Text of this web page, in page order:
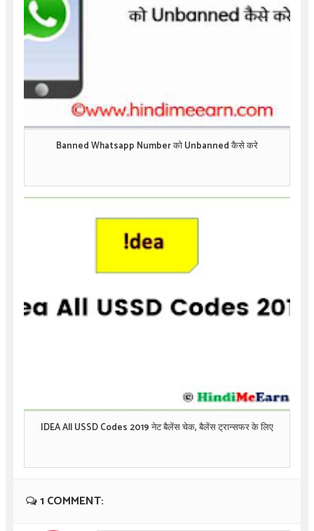
Banned Whatsapp Number को Unbanned कैसे करे
IDEA All USSD Codes 2019 नेट बैलेंस चेक, बैलेंस ट्रान्सफर के लिए
1 COMMENT: